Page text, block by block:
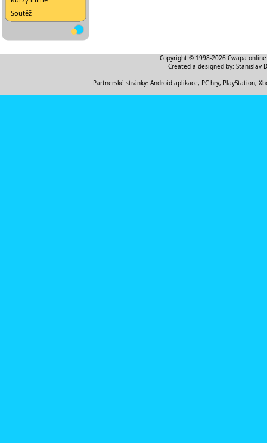
Soutěž
Copyright © 1998-2026 Cwapa
Created a designed by: Stanislav
Partnerské stránky: Android aplikace, PC hry, PlayStation,